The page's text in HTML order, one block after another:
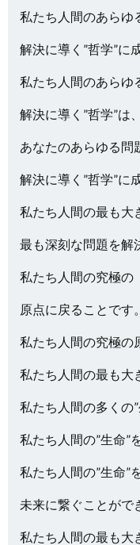
私たち人間のあらゆ
解決に導く”哲学”に
私たち人間のあらゆ
解決に導く”哲学”は、
あなたのあらゆる問
解決に導く”哲学”に
私たち人間の最も大
最も深刻な問題を解
私たち人間の究極の
原点に戻ることです。
私たち人間の究極の
私たち人間の最も大
私たち人間の多くの”
私たち人間の”生命”
私たち人間の”生命”
未来に繋ぐことがで
私たち人間の最も